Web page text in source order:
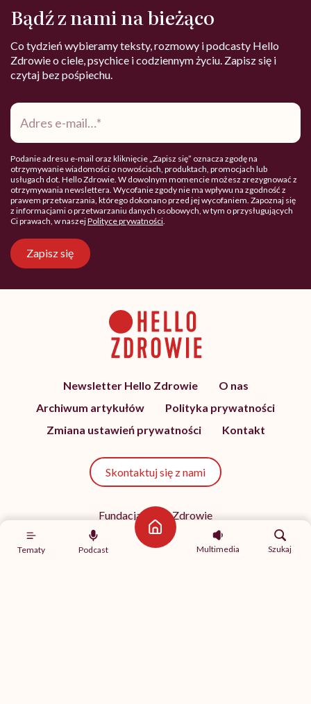
Tematy Podcast
Strona główna
Multimedia
Szukaj
Bądź z nami na bieżąco
Co tydzień wybieramy teksty, rozmowy i podcasty Hello
Zdrowie o ciele, psychice i codziennym życiu. Zapisz się i
czytaj bez pośpiechu.
Adres
mail*
Podanie adresu e-mail oraz kliknięcie „Zapisz się” oznacza zgodę na
otrzymywanie wiadomości o nowościach, produktach, promocjach lub
usługach dot. Hello Zdrowie. W dowolnym momencie możesz zrezygnować z
otrzymywania newslettera. Wycofanie zgody nie ma wpływu na zgodność z
prawem przetwarzania, którego dokonano przed jej wycofaniem. Zapoznaj się
z informacjami o przetwarzaniu danych osobowych, w tym o przysługujących
Ci prawach, w naszejPolityce prywatności
Zapisz się
Newsletter Hello Zdrowie
O nas
Archiwum artykułów
Polityka prywatności
Zmiana ustawień prywatności
Kontakt
Skontaktuj się z nami
Fundacja Hello Zdrowie
ul. Poleczki 35
02-822 Warszawa